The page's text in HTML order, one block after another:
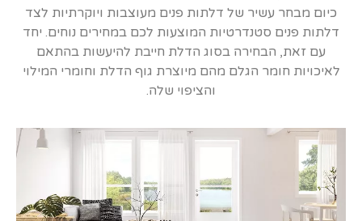
כיום מבחר עשיר של דלתות פנים מעוצבות ויוקרתיות לצד
דלתות פנים סטנדרטיות המוצעות לכם במחירים נוחים. יחד
עם זאת, הבחירה בסוג הדלת חייבת להיעשות בהתאם
לאיכויות חומר הגלם מהם מיוצרת גוף הדלת וחומרי המילוי
והציפוי שלה.